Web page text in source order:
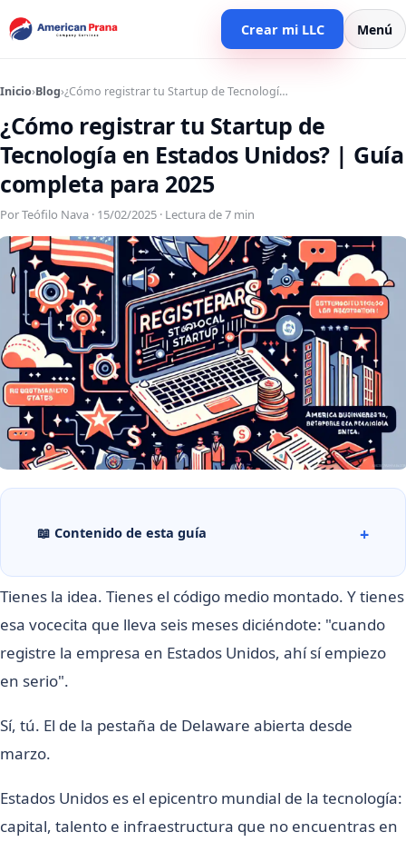
Crear mi LLC Menú
Inicio›Blog›¿Cómo registrar tu Startup de Tecnologí…
¿Cómo registrar tu Startup de
Tecnología en Estados Unidos? | Guía
completa para 2025
Por Teófilo Nava · 15/02/2025 · Lectura de 7 min
📖 Contenido de esta guía
Tienes la idea. Tienes el código medio montado. Y tienes
esa vocecita que lleva seis meses diciéndote: "cuando
registre la empresa en Estados Unidos, ahí sí empiezo
en serio".
Sí, tú. El de la pestaña de Delaware abierta desde
marzo.
Estados Unidos es el epicentro mundial de la tecnología:
capital, talento e infraestructura que no encuentras en